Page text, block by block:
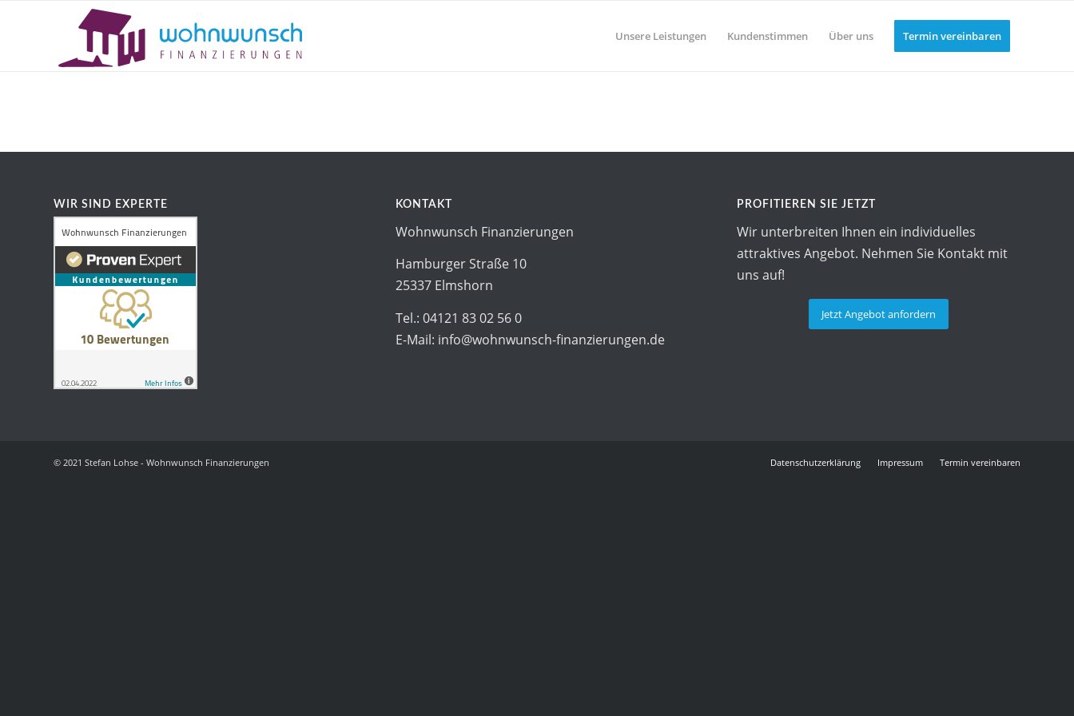
Unsere Leistungen Kundenstimmen Über uns Termin vereinbaren
WIR SIND EXPERTE KONTAKT
Wohnwunsch Finanzierungen
Hamburger Straße 10
25337 Elmshorn
Tel.: 04121 83 02 56 0
E-Mail: info@wohnwunsch-finanzierungen.de
PROFITIEREN SIE JETZT
Wir unterbreiten Ihnen ein individuelles
attraktives Angebot. Nehmen Sie Kontakt mit
uns auf!
Jetzt Angebot anfordern
© 2021 Stefan Lohse - Wohnwunsch Finanzierungen Datenschutzerklärung Impressum Termin vereinbaren